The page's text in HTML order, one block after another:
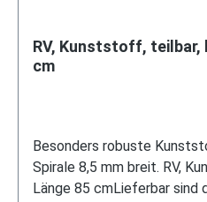
RV, Kunststoff, teilbar,
cm
Besonders robuste
Spirale 8,5 mm breit. RV, Kunststoff, breit, teilbar, rot,
Länge 85 cmLieferbar sind